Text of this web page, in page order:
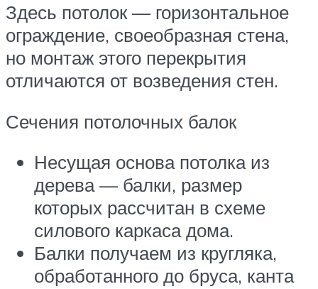
Здесь потолок — горизонтальное
ограждение, своеобразная стена,
но монтаж этого перекрытия
отличаются от возведения стен.
Сечения потолочных балок
Несущая основа потолка из
дерева — балки, размер
которых рассчитан в схеме
силового каркаса дома.
Балки получаем из кругляка,
обработанного до бруса, канта